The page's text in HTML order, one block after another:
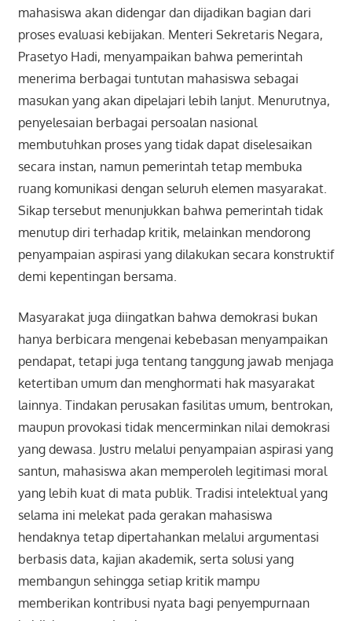
mahasiswa akan didengar dan dijadikan bagian dari
proses evaluasi kebijakan. Menteri Sekretaris Negara,
Prasetyo Hadi, menyampaikan bahwa pemerintah
menerima berbagai tuntutan mahasiswa sebagai
masukan yang akan dipelajari lebih lanjut. Menurutnya,
penyelesaian berbagai persoalan nasional
membutuhkan proses yang tidak dapat diselesaikan
secara instan, namun pemerintah tetap membuka
ruang komunikasi dengan seluruh elemen masyarakat.
Sikap tersebut menunjukkan bahwa pemerintah tidak
menutup diri terhadap kritik, melainkan mendorong
penyampaian aspirasi yang dilakukan secara konstruktif
demi kepentingan bersama.
Masyarakat juga diingatkan bahwa demokrasi bukan
hanya berbicara mengenai kebebasan menyampaikan
pendapat, tetapi juga tentang tanggung jawab menjaga
ketertiban umum dan menghormati hak masyarakat
lainnya. Tindakan perusakan fasilitas umum, bentrokan,
maupun provokasi tidak mencerminkan nilai demokrasi
yang dewasa. Justru melalui penyampaian aspirasi yang
santun, mahasiswa akan memperoleh legitimasi moral
yang lebih kuat di mata publik. Tradisi intelektual yang
selama ini melekat pada gerakan mahasiswa
hendaknya tetap dipertahankan melalui argumentasi
berbasis data, kajian akademik, serta solusi yang
membangun sehingga setiap kritik mampu
memberikan kontribusi nyata bagi penyempurnaan